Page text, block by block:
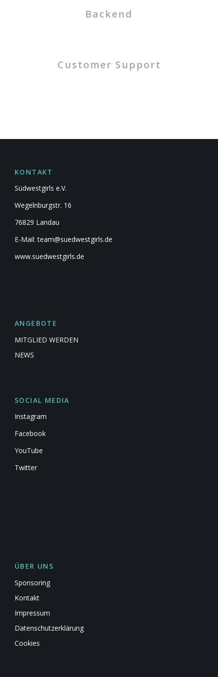
Backend
Customer Support
KONTAKT
Südwestgirls e.V.
Wegelnburgstr. 16
76829 Landau
E-Mail: team@suedwestgirls.de
www.suedwestgirls.de
ANGEBOTE
MITGLIED WERDEN
NEWS
SOCIAL MEDIA
Instagram
Facebook
YouTube
Twitter
ÜBER UNS
Sponsoring
Kontakt
Impressum
Datenschutzerklärung
Cookies